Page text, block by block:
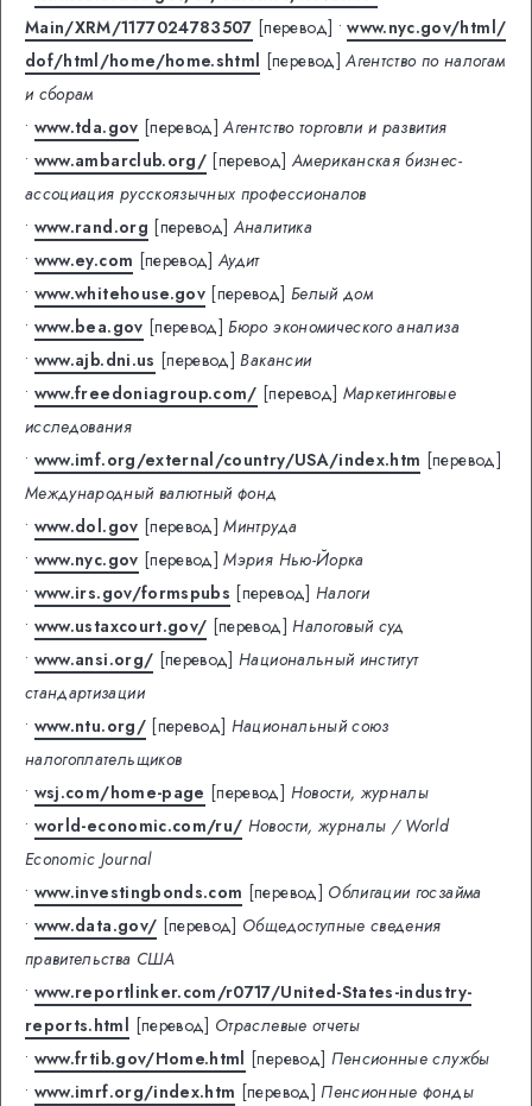
Main/XRM/1177024783507 [перевод] •www.nyc.gov/html/
dof/html/home/home.shtml [перевод] Агентство по налогам
и сборам
• www.tda.gov [перевод] Агентство торговли и развития
• www.ambarclub.org/ [перевод] Американская бизнес-
ассоциация русскоязычных профессионалов
• www.rand.org [перевод] Аналитика
• www.ey.com [перевод] Аудит
• www.whitehouse.gov [перевод] Белый дом
• www.bea.gov [перевод] Бюро экономического анализа
• www.ajb.dni.us [перевод] Вакансии
• www.freedoniagroup.com/ [перевод] Маркетинговые
исследования
• www.imf.org/external/country/USA/index.htm [перевод]
Международный валютный фонд
• www.dol.gov [перевод] Минтруда
• www.nyc.gov [перевод] Мэрия Нью-Йорка
• www.irs.gov/formspubs [перевод] Налоги
• www.ustaxcourt.gov/ [перевод] Налоговый суд
• www.ansi.org/ [перевод] Национальный институт
стандартизации
• www.ntu.org/ [перевод] Национальный союз
налогоплательщиков
• wsj.com/home-page [перевод] Новости, журналы
• world-economic.com/ru/ Новости, журналы / World
Economic Journal
• www.investingbonds.com [перевод] Облигации госзайма
• www.data.gov/ [перевод] Общедоступные сведения
правительства США
• www.reportlinker.com/r0717/United-States-industry-
reports.html [перевод] Отраслевые отчеты
• www.frtib.gov/Home.html [перевод] Пенсионные службы
• www.imrf.org/index.htm [перевод] Пенсионные фонды